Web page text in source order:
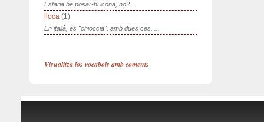
Estaria bé posar-hi icona, no? ...
lloca (1)
En italià, és "chioccia", amb dues ces. ...
Visualitza los vocabols amb coments